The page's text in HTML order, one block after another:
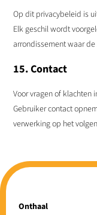
Op dit privacybeleid is
Elk geschil wordt
arrondissement waar de
15. Contact
Voor vragen of
Gebruiker contact
verwerking op het
Onthaal